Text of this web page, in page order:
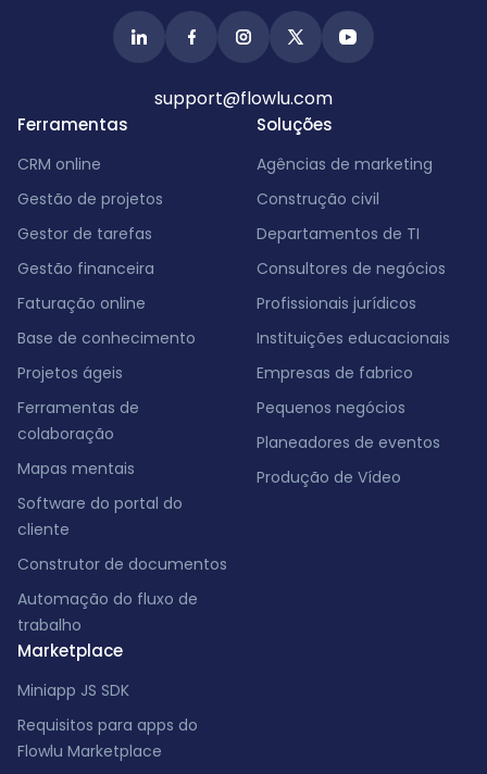
Ferramentas
CRM online
Gestão de projetos
Gestor de tarefas
Gestão financeira
Faturação online
Base de conhecimento
Projetos ágeis
Ferramentas de
colaboração
Mapas mentais
Software do portal do
cliente
Construtor de documentos
Automação do fluxo de
trabalho
Marketplace
Miniapp JS SDK
Requisitos para apps do
Flowlu Marketplace
Soluções
Agências de marketing
Construção civil
Departamentos de TI
Consultores de negócios
Profissionais jurídicos
Instituições educacionais
Empresas de fabrico
Pequenos negócios
Planeadores de eventos
Produção de Vídeo
support@flowlu.com